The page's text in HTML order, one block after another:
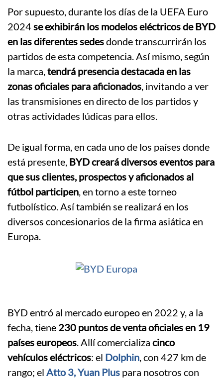
Por supuesto, durante los días de la UEFA Euro
2024se exhibirán los modelos eléctricos de BYD
en las diferentes sedesdonde transcurrirán los
partidos de esta competencia. Así mismo, según
la marca,tendrá presencia destacada en las
zonas oficiales para aficionados, invitando a ver
las transmisiones en directo de los partidos y
otras actividades lúdicas para ellos.
De igual forma, en cada uno de los países donde
está presente, BYD creará diversos eventos para
que sus clientes, prospectos y aficionados al
fútbol participen, en torno a este torneo
futbolístico. Así también se realizará en los
diversos concesionarios de la firma asiática en
Europa.
BYD entró al mercado europeo en 2022 y, a la
fecha, tiene 230 puntos de venta oficiales en 19
países europeos. Allí comercializa cinco
vehículos eléctricos: el Dolphin, con 427 km de
rango; el Atto 3, Yuan Plus para nosotros con